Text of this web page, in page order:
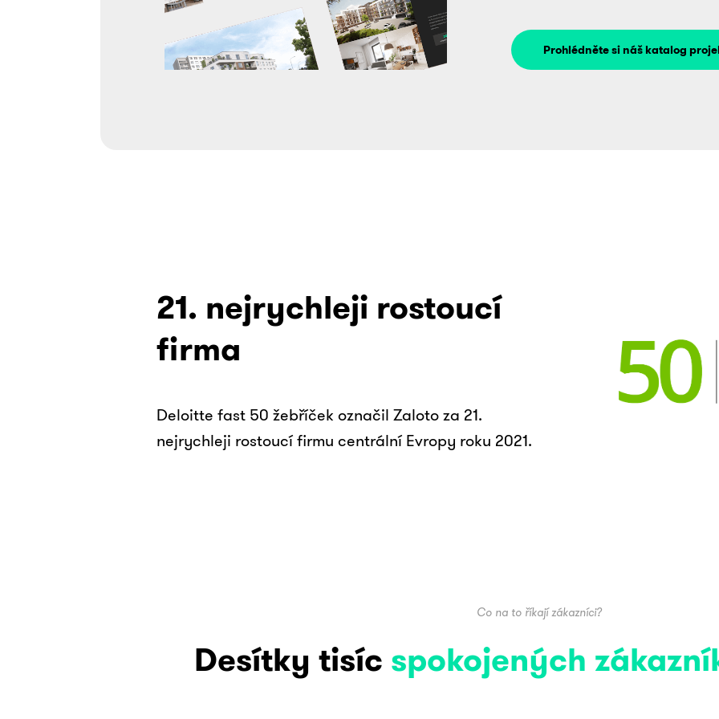
Prohlédněte si náš katalog
21. nejrychleji rostoucí
firma
Deloitte fast 50 žebříček označil Zaloto za 21.
nejrychleji rostoucí firmu centrální Evropy roku 2021.
Co na to říkají zákazníci?
Desítky tisíc spokojených